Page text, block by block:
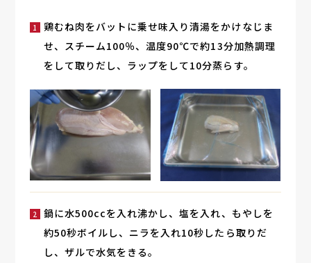
鶏むね肉をバットに乗せ味入り清湯をかけなじま
せ、スチーム100％、温度90℃で約13分加熱調理
をして取りだし、ラップをして10分蒸らす。
鍋に水500ccを入れ沸かし、塩を入れ、もやしを
約50秒ボイルし、ニラを入れ10秒したら取りだ
し、ザルで水気をきる。